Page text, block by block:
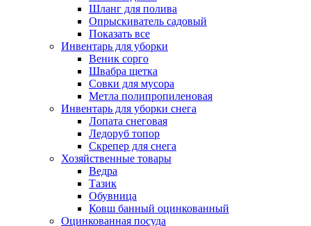
Шланг для полива
Опрыскиватель садовый
Показать все
Инвентарь для уборки
Веник сорго
Швабра щетка
Совки для мусора
Метла полипропиленовая
Инвентарь для уборки снега
Лопата снеговая
Ледоруб топор
Скрепер для снега
Хозяйственные товары
Ведра
Тазик
Обувница
Ковш банный оцинкованный
Оцинкованная посуда